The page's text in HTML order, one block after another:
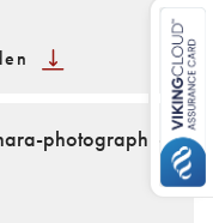
photography-